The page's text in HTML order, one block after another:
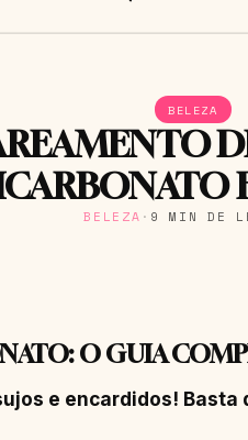
BELEZA
BELEZA · 9 MIN DE
O GUIA
e encardidos! Basta